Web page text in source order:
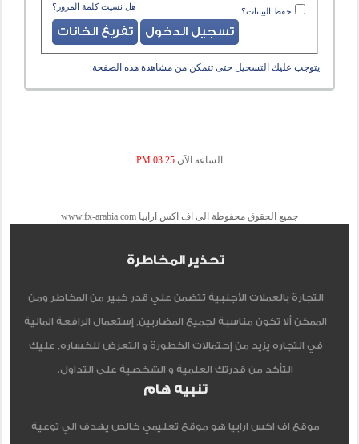
هل نسيت كلمة المرور؟ حفظ البيانات؟
يتوجب عليك التسجيل حتى تتمكن من مشاهدة هذه الصفحة.
الساعة الآن 03:25 PM
جميع الحقوق محفوظة الى اف اكس ارابيا www.fx-arabia.com
تحذير المخاطرة
التجارة بالعملات الأجنبية تتضمن علي قدر كبير من المخاطر ومن
الممكن ألا تكون مناسبة لجميع المضاربين, إستعمال الرافعة المالية
في التجاره يزيد من إحتمالات الخطورة و التعرض للخساره, عليك
التأكد من قدرتك العلمية و الشخصية على التداول.
تنبيه هام
موقع اف اكس ارابيا هو موقع تعليمي خالص يهدف الي توعية